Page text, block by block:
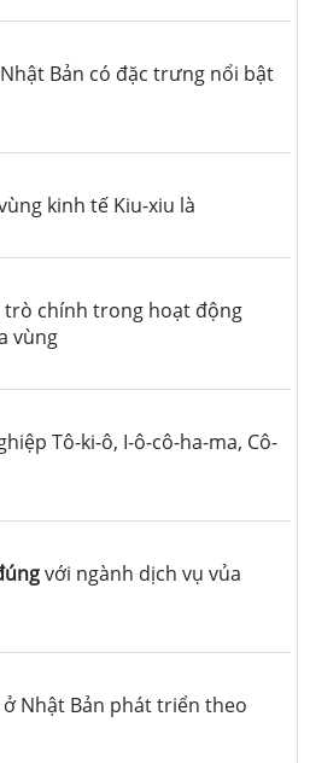
Bản có đặc trưng nổi bật
kinh tế Kiu-xiu là
trò chính trong hoạt động
vùng
Tô-ki-ô, I-ô-cô-ha-ma, Cô-
với ngành dịch vụ vủa
Nhật Bản phát triển theo